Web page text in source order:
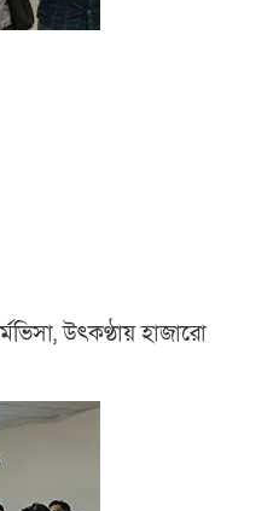
উৎকণ্ঠায় হাজারো